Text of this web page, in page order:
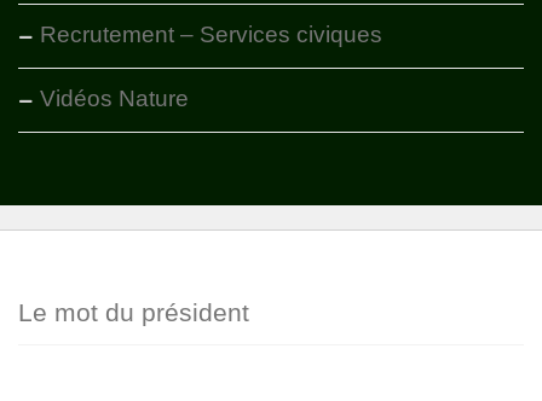
Recrutement – Services civiques
Vidéos Nature
Le mot du président